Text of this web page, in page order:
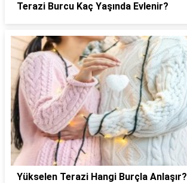
Terazi Burcu Kaç Yaşında Evlenir?
Yükselen Terazi Hangi Burçla Anlaşır?